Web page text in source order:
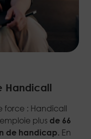
Handicall
force : Handicall
plusde 66
de handicap. En